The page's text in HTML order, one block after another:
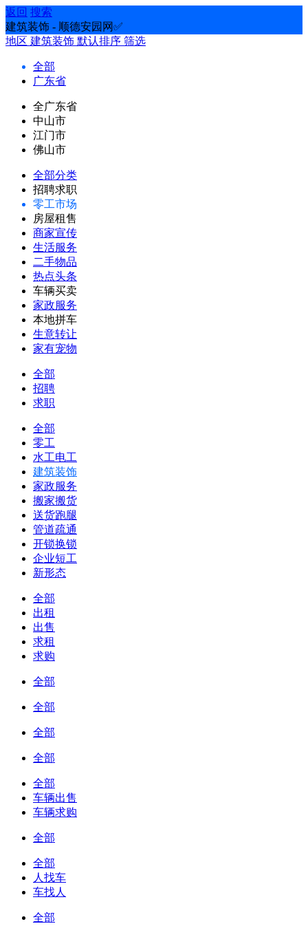
返回 搜索
建筑装饰 - 顺德安园网✅
地区 建筑装饰 默认排序 筛选
全部
广东省
全广东省
中山市
江门市
佛山市
全部分类
招聘求职
零工市场
房屋租售
商家宣传
生活服务
二手物品
热点头条
车辆买卖
家政服务
本地拼车
生意转让
家有宠物
全部
招聘
求职
全部
零工
水工电工
建筑装饰
家政服务
搬家搬货
送货跑腿
管道疏通
开锁换锁
企业短工
新形态
全部
出租
出售
求租
求购
全部
全部
全部
全部
全部
车辆出售
车辆求购
全部
全部
人找车
车找人
全部